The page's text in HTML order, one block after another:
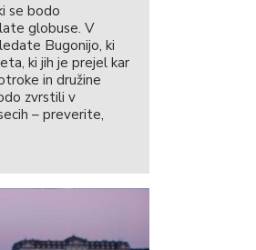
se bodo
globuse. V
Bugonijo, ki
ki jih je prejel kar
in družine
zvrstili v
– preverite,